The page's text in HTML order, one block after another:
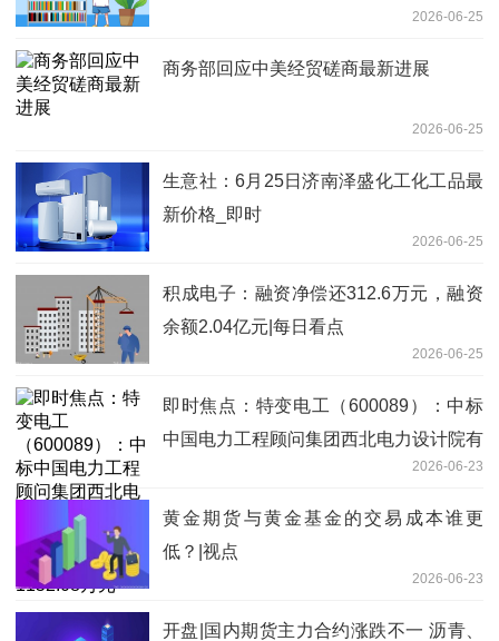
2026-06-25
商务部回应中美经贸磋商最新进展
2026-06-25
生意社：6月25日济南泽盛化工化工品最
新价格_即时
2026-06-25
积成电子：融资净偿还312.6万元，融资
余额2.04亿元|每日看点
2026-06-25
即时焦点：特变电工（600089）：中标
中国电力工程顾问集团西北电力设计院有
限公司采购项目，中标金额为1152.08万
元
2026-06-23
黄金期货与黄金基金的交易成本谁更
低？|视点
2026-06-23
开盘|国内期货主力合约涨跌不一 沥青、